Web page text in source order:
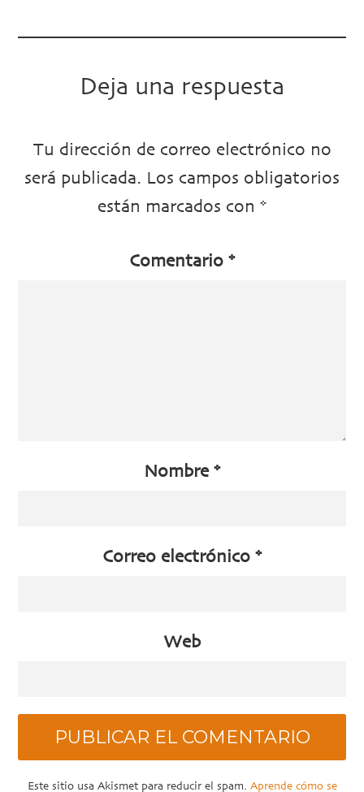
Deja una respuesta
Tu dirección de correo electrónico no
será publicada. Los campos obligatorios
están marcados con *
Comentario *
Nombre *
Correo electrónico *
Web
Este sitio usa Akismet para reducir el spam. Aprende cómo se